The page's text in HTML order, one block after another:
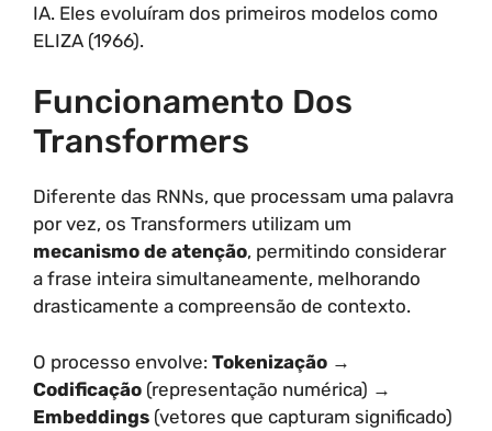
IA. Eles evoluíram dos primeiros modelos como
ELIZA (1966).
Funcionamento Dos
Transformers
Diferente das RNNs, que processam uma palavra
por vez, os Transformers utilizam um
mecanismo de atenção, permitindo considerar
a frase inteira simultaneamente, melhorando
drasticamente a compreensão de contexto.
O processo envolve: Tokenização →
Codificação (representação numérica) →
Embeddings (vetores que capturam significado)